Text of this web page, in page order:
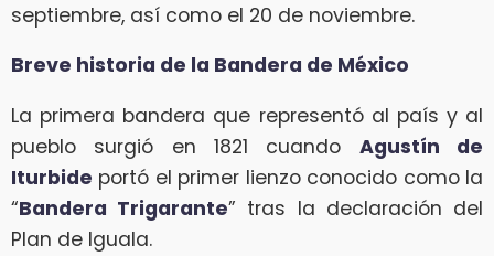
septiembre, así como el 20 de noviembre.
Breve historia de la Bandera de México
La primera bandera que representó al país y al
pueblo surgió en 1821 cuando Agustín de
Iturbide portó el primer lienzo conocido como la
“Bandera Trigarante” tras la declaración del
Plan de Iguala.